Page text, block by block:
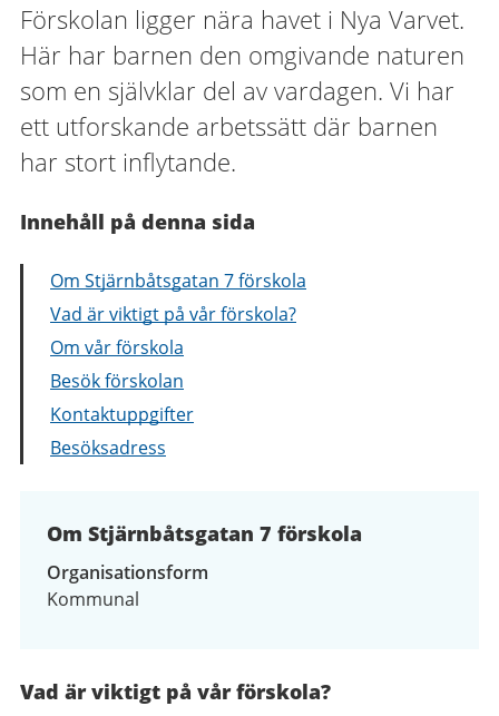
Förskolan ligger nära havet i Nya Varvet.
Här har barnen den omgivande naturen
som en självklar del av vardagen. Vi har
ett utforskande arbetssätt där barnen
har stort inflytande.
Innehåll på denna sida
Om Stjärnbåtsgatan 7 förskola
Vad är viktigt på vår förskola?
Om vår förskola
Besök förskolan
Kontaktuppgifter
Besöksadress
Om Stjärnbåtsgatan 7 förskola
Organisationsform
Kommunal
Vad är viktigt på vår förskola?